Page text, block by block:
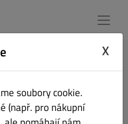
X
soubory cookie.
(např. pro nákupní